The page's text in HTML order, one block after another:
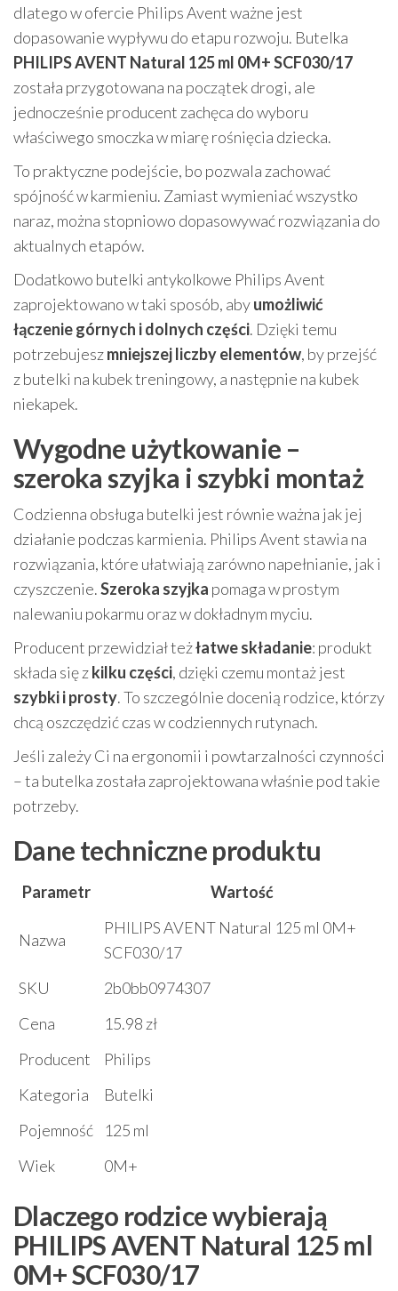
dlatego w ofercie Philips Avent ważne jest
dopasowanie wypływu do etapu rozwoju. Butelka
PHILIPS AVENT Natural 125 ml 0M+ SCF030/17
została przygotowana na początek drogi, ale
jednocześnie producent zachęca do wyboru
właściwego smoczka w miarę rośnięcia dziecka.
To praktyczne podejście, bo pozwala zachować
spójność w karmieniu. Zamiast wymieniać wszystko
naraz, można stopniowo dopasowywać rozwiązania do
aktualnych etapów.
Dodatkowo butelki antykolkowe Philips Avent
zaprojektowano w taki sposób, abyumożliwić
łączenie górnych i dolnych części. Dzięki temu
potrzebujeszmniejszej liczby elementów, by przejść
z butelki na kubek treningowy, a następnie na kubek
niekapek.
Wygodne użytkowanie –
szeroka szyjka i szybki montaż
Codzienna obsługa butelki jest równie ważna jak jej
działanie podczas karmienia. Philips Avent stawia na
rozwiązania, które ułatwiają zarówno napełnianie, jak i
czyszczenie.Szeroka szyjka pomaga w prostym
nalewaniu pokarmu oraz w dokładnym myciu.
Producent przewidział teżłatwe składanie: produkt
składa się zkilku części, dzięki czemu montaż jest
szybki i prosty. To szczególnie docenią rodzice, którzy
chcą oszczędzić czas w codziennych rutynach.
Jeśli zależy Ci na ergonomii i powtarzalności czynności
– ta butelka została zaprojektowana właśnie pod takie
potrzeby.
Dane techniczne produktu
Parametr Wartość
Nazwa
PHILIPS AVENT Natural 125 ml 0M+
SCF030/17
SKU
2b0bb0974307
Cena
15.98 zł
Producent
Philips
Kategoria
Butelki
Pojemność
125 ml
Wiek
0M+
Dlaczego rodzice wybierają
PHILIPS AVENT Natural 125 ml
0M+ SCF030/17